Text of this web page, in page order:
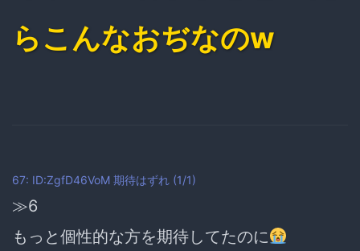
らこんなおぢなのw
67: ID:ZgfD46VoM 期待はずれ (1/1)
≫6
もっと個性的な方を期待してたのに